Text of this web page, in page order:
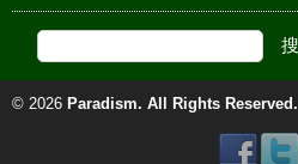
© 2026 Paradism. All Rights Reserved.